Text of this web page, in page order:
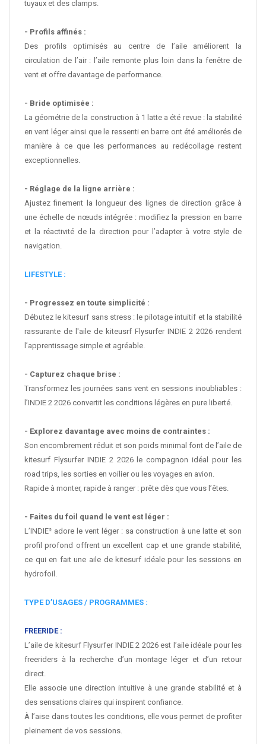
tuyaux et des clamps.
- Profils affinés :
Des profils optimisés au centre de l’aile améliorent la
circulation de l’air : l’aile remonte plus loin dans la fenêtre de
vent et offre davantage de performance.
- Bride optimisée :
La géométrie de la construction à 1 latte a été revue : la stabilité
en vent léger ainsi que le ressenti en barre ont été améliorés de
manière à ce que les performances au redécollage restent
exceptionnelles.
- Réglage de la ligne arrière :
Ajustez finement la longueur des lignes de direction grâce à
une échelle de nœuds intégrée : modifiez la pression en barre
et la réactivité de la direction pour l’adapter à votre style de
navigation.
LIFESTYLE :
- Progressez en toute simplicité :
Débutez le kitesurf sans stress : le pilotage intuitif et la stabilité
rassurante de l'aile de kiteusrf Flysurfer INDIE 2 2026 rendent
l’apprentissage simple et agréable.
- Capturez chaque brise :
Transformez les journées sans vent en sessions inoubliables :
l’INDIE 2 2026 convertit les conditions légères en pure liberté.
- Explorez davantage avec moins de contraintes :
Son encombrement réduit et son poids minimal font de l’aile de
kitesurf Flysurfer INDIE 2 2026 le compagnon idéal pour les
road trips, les sorties en voilier ou les voyages en avion.
Rapide à monter, rapide à ranger : prête dès que vous l’êtes.
- Faites du foil quand le vent est léger :
L’INDIE² adore le vent léger : sa construction à une latte et son
profil profond offrent un excellent cap et une grande stabilité,
ce qui en fait une aile de kitesurf idéale pour les sessions en
hydrofoil.
TYPE D’USAGES / PROGRAMMES :
FREERIDE :
L’aile de kitesurf Flysurfer INDIE 2 2026 est l’aile idéale pour les
freeriders à la recherche d’un montage léger et d’un retour
direct.
Elle associe une direction intuitive à une grande stabilité et à
des sensations claires qui inspirent confiance.
À l’aise dans toutes les conditions, elle vous permet de profiter
pleinement de vos sessions.